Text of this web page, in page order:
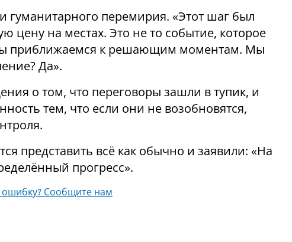
перемирия. «Этот шаг был
цену на местах. Это не то событие, которое
приближаемся к решающим моментам. Мы
Да».
о том, что переговоры зашли в тупик, и
тем, что если они не возобновятся,
представить всё как обычно и заявили: «На
прогресс».
Сообщите нам